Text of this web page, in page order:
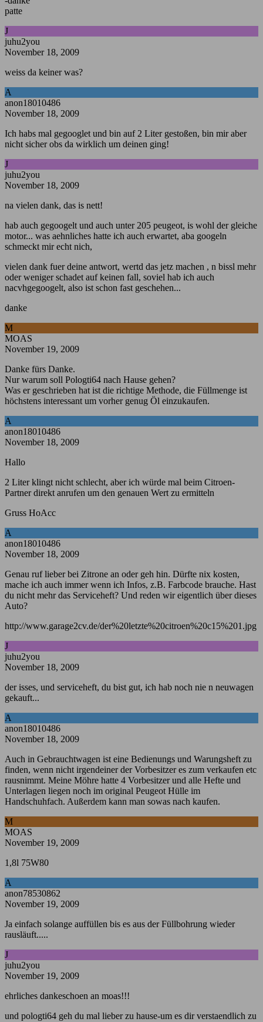
patte
J
juhu2you
November 18, 2009
weiss da keiner was?
A
anon18010486
November 18, 2009
Ich habs mal gegooglet und bin auf 2 Liter gestoßen, bin mir aber
nicht sicher obs da wirklich um deinen ging!
J
juhu2you
November 18, 2009
na vielen dank, das is nett!
hab auch gegoogelt und auch unter 205 peugeot, is wohl der gleiche
motor... was aehnliches hatte ich auch erwartet, aba googeln
schmeckt mir echt nich,
vielen dank fuer deine antwort, wertd das jetz machen , n bissl mehr
oder weniger schadet auf keinen fall, soviel hab ich auch
nacvhgegoogelt, also ist schon fast geschehen...
danke
M
MOAS
November 19, 2009
Danke fürs Danke.
Nur warum soll Pologti64 nach Hause gehen?
Was er geschrieben hat ist die richtige Methode, die Füllmenge ist
höchstens interessant um vorher genug Öl einzukaufen.
A
anon18010486
November 18, 2009
Hallo
2 Liter klingt nicht schlecht, aber ich würde mal beim Citroen-
Partner direkt anrufen um den genauen Wert zu ermitteln
Gruss HoAcc
A
anon18010486
November 18, 2009
Genau ruf lieber bei Zitrone an oder geh hin. Dürfte nix kosten,
mache ich auch immer wenn ich Infos, z.B. Farbcode brauche. Hast
du nicht mehr das Serviceheft? Und reden wir eigentlich über dieses
Auto?
http://www.garage2cv.de/der%20letzte%20citroen%20c15%201.jpg
J
juhu2you
November 18, 2009
der isses, und serviceheft, du bist gut, ich hab noch nie n neuwagen
gekauft...
A
anon18010486
November 18, 2009
Auch in Gebrauchtwagen ist eine Bedienungs und Warungsheft zu
finden, wenn nicht irgendeiner der Vorbesitzer es zum verkaufen etc
rausnimmt. Meine Möhre hatte 4 Vorbesitzer und alle Hefte und
Unterlagen liegen noch im original Peugeot Hülle im
Handschuhfach. Außerdem kann man sowas nach kaufen.
M
MOAS
November 19, 2009
1,8l 75W80
A
anon78530862
November 19, 2009
Ja einfach solange auffüllen bis es aus der Füllbohrung wieder
rausläuft.....
J
juhu2you
November 19, 2009
ehrliches dankeschoen an moas!!!
und pologti64 geh du mal lieber zu hause-um es dir verstaendlich zu